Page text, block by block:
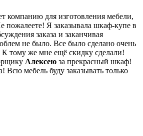
компанию для изготовления мебели,
пожалеете! Я заказывала шкаф-купе в
заказа и заканчивая
не было. Все было сделано очень
К тому же мне ещё скидку сделали!
Алексею за прекрасный шкаф!
Всю мебель буду заказывать только